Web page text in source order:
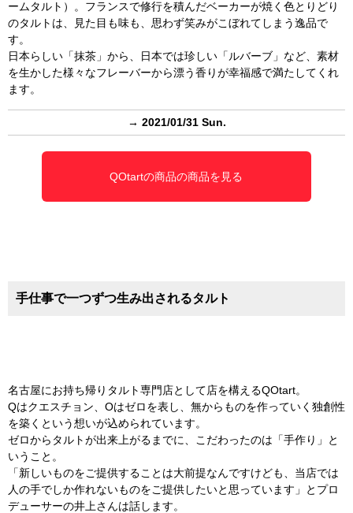
ームタルト）。フランスで修行を積んだベーカーが焼く色とりどり
のタルトは、見た目も味も、思わず笑みがこぼれてしまう逸品で
す。
日本らしい「抹茶」から、日本では珍しい「ルバーブ」など、素材
を生かした様々なフレーバーから漂う香りが幸福感で満たしてくれ
ます。
→ 2021/01/31 Sun.
QOtartの商品の商品を見る
手仕事で一つずつ生み出されるタルト
名古屋にお持ち帰りタルト専門店として店を構えるQOtart。
Qはクエスチョン、Oはゼロを表し、無からものを作っていく独創性
を築くという想いが込められています。
ゼロからタルトが出来上がるまでに、こだわったのは「手作り」と
いうこと。
「新しいものをご提供することは大前提なんですけども、当店では
人の手でしか作れないものをご提供したいと思っています」とプロ
デューサーの井上さんは話します。